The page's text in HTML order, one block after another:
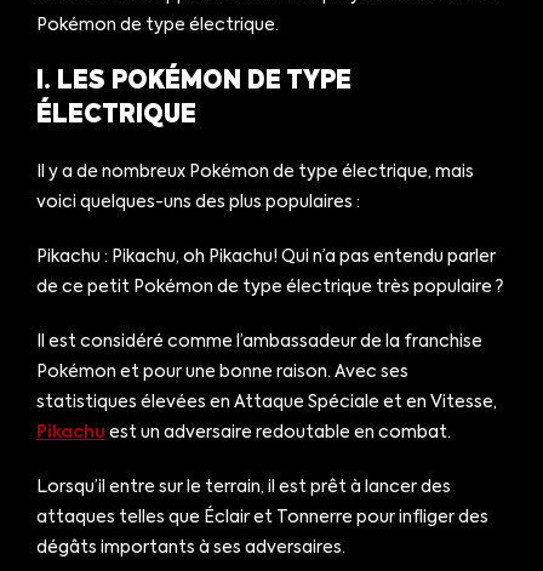
Pokémon de type électrique.
I. LES POKÉMON DE TYPE
ÉLECTRIQUE
Il y a de nombreux Pokémon de type électrique, mais
voici quelques-uns des plus populaires :
Pikachu : Pikachu, oh Pikachu! Qui n’a pas entendu parler
de ce petit Pokémon de type électrique très populaire ?
Il est considéré comme l’ambassadeur de la franchise
Pokémon et pour une bonne raison. Avec ses
statistiques élevées en Attaque Spéciale et en Vitesse,
Pikachu est un adversaire redoutable en combat.
Lorsqu’il entre sur le terrain, il est prêt à lancer des
attaques telles que Éclair et Tonnerre pour infliger des
dégâts importants à ses adversaires.